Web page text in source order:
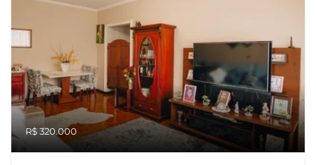
R$ 320.000